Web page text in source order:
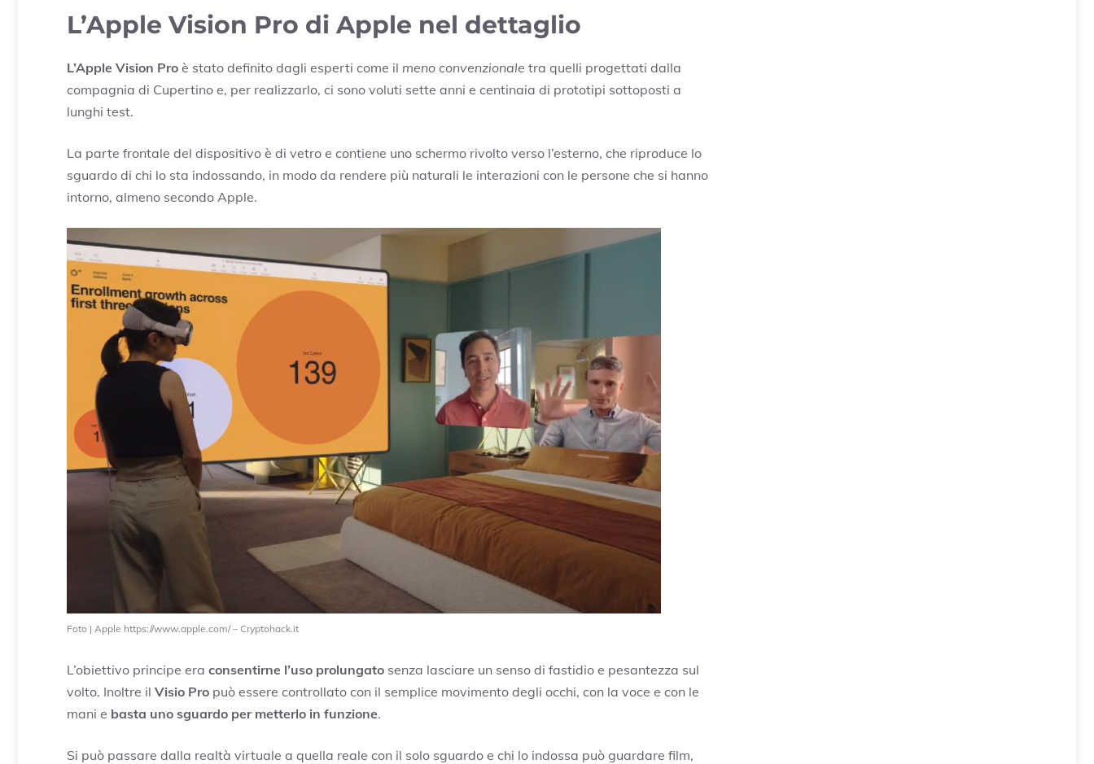
L’Apple Vision Pro di Apple nel dettaglio
L’Apple Vision Pro è stato definito dagli esperti come il meno convenzionale tra quelli progettati dalla
compagnia di Cupertino e, per realizzarlo, ci sono voluti sette anni e centinaia di prototipi sottoposti a
lunghi test.
La parte frontale del dispositivo è di vetro e contiene uno schermo rivolto verso l’esterno, che riproduce lo
sguardo di chi lo sta indossando, in modo da rendere più naturali le interazioni con le persone che si hanno
intorno, almeno secondo Apple.
Foto | Apple https://www.apple.com/ – Cryptohack.it
L’obiettivo principe era consentirne l’uso prolungato senza lasciare un senso di fastidio e pesantezza sul
volto. Inoltre il Visio Pro può essere controllato con il semplice movimento degli occhi, con la voce e con le
mani e basta uno sguardo per metterlo in funzione.
Si può passare dalla realtà virtuale a quella reale con il solo sguardo e chi lo indossa può guardare film,